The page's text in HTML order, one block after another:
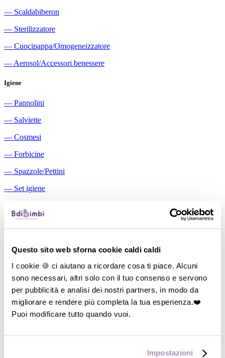
Questo sito web sforna cookie caldi caldi
I cookie 🍪 ci aiutano a ricordare cosa ti piace. Alcuni
sono necessari, altri solo con il tuo consenso e servono
per pubblicità e analisi dei nostri partners, in modo da
migliorare e rendere più completa la tua esperienza.❤️
Puoi modificare tutto quando vuoi.
Impostazioni
― Scaldabiberon
― Sterilizzatore
― Cuocipappa/Omogeneizzatore
― Aerosol/Accessori benessere
Igiene
― Pannolini
― Salviette
― Cosmesi
― Forbicine
― Spazzole/Pettini
― Set igiene
Aspiratori nasali manuali
―
Cuscini allattamento
―Biberon
―
Tettarelle
―Succhietti